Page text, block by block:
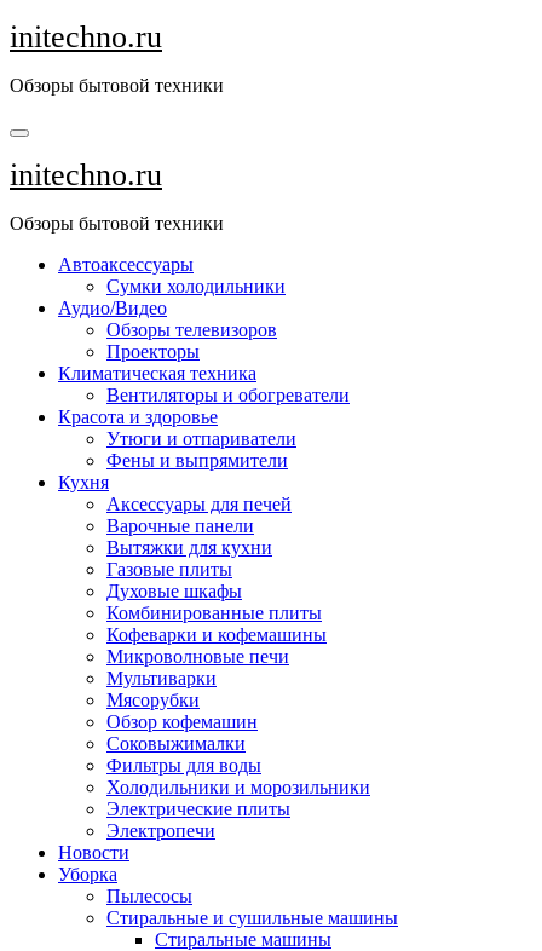
Перейти
к
initechno.ru
Обзоры бытовой техники
initechno.ru
Обзоры бытовой техники
Автоаксессуары
Сумки холодильники
Аудио/Видео
Обзоры телевизоров
Проекторы
Климатическая техника
Вентиляторы и обогреватели
Красота и здоровье
Утюги и отпариватели
Фены и выпрямители
Кухня
Аксессуары для печей
Варочные панели
Вытяжки для кухни
Газовые плиты
Духовые шкафы
Комбинированные плиты
Кофеварки и кофемашины
Микроволновые печи
Мультиварки
Мясорубки
Обзор кофемашин
Соковыжималки
Фильтры для воды
Холодильники и морозильники
Электрические плиты
Электропечи
Новости
Уборка
Пылесосы
Стиральные и сушильные машины
Стиральные машины